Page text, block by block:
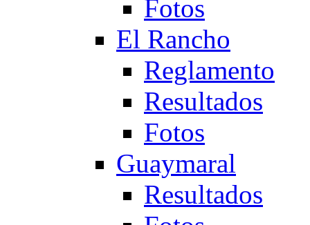
Fotos
El Rancho
Reglamento
Resultados
Fotos
Guaymaral
Resultados